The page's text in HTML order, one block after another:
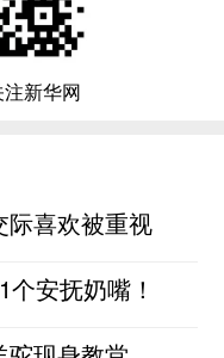
新华网
际喜欢被重视
安抚奶嘴！